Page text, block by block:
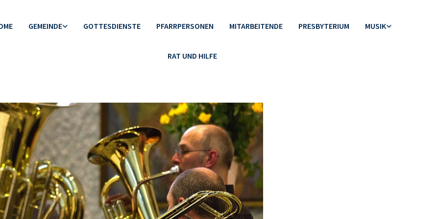
GEMEINDE GOTTESDIENSTE PFARRPERSONEN MITARBEITENDE PRESBYTERIUM MUSIK
RAT UND HILFE